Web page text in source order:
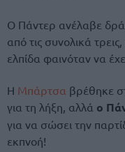
Ο Πάντερ ανέλαβε
από τις συνολικά
ελπίδα φαινόταν να
Η Μπάρτσα βρέθηκε
για τη λήξη, αλλά ο
για να σώσει την
εκπνοή!